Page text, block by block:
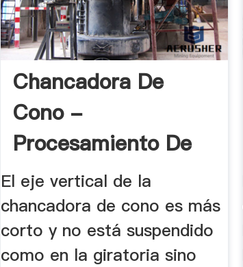
Chancadora De
Cono -
Procesamiento De
Minerales
El eje vertical de la
chancadora de cono es más
corto y no está suspendido
como en la giratoria sino